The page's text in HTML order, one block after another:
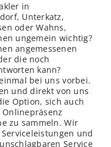
in
Unterkatz,
oder Wahns,
ungemein wichtig?
angemessenen
die noch
kann?
bei uns vorbei.
und direkt von uns
Option, sich auch
zu sammeln. Wir
und
Service